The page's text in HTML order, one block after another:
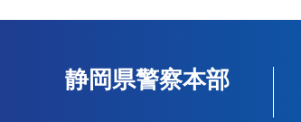
静岡県警察本部